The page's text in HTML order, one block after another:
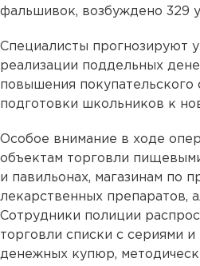
фальшивок, возбуждено 329
Специалисты прогнозируют
реализации поддельных
повышения покупательского
подготовки школьников к
Особое внимание в ходе
объектам торговли
и павильонах, магазинам по
лекарственных препаратов,
Сотрудники полиции
торговли списки с сериями
денежных купюр,